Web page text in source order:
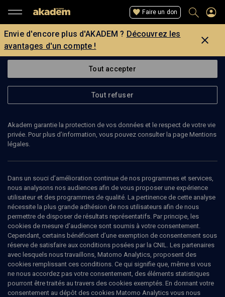
Faire un don
Envie d'encore plus d'AKADEM ? Découvrez les
avantages d'un compte !
Ajouter Partager J’aime
Tout accepter
Tout refuser
Akadem garantie la protection de vos données et le respect de votre vie
privée. Pour plus d’information, vous pouvez consulter la page Mentions
légales.
Dans un souci d’amélioration continue de nos programmes et services,
nous analysons nos audiences afin de vous proposer une expérience
utilisateur et des programmes de qualité. La pertinence de cette analyse
nécessite la plus grande adhésion de nos utilisateurs afin de nous
permettre de disposer de résultats représentatifs. Par principe, les
cookies de mesure d’audience sont soumis à votre consentement.
Cependant, certains bénéficient d’une exemption de consentement sous
réserve de satisfaire aux conditions posées par la CNIL. Les partenaires
avec lesquels nous travaillons, Matomo Analytics, proposent des
cookies remplissant ces conditions. Ce qui signifie que, même si vous
ne nous accordez pas votre consentement, des éléments statistiques
pourront être traités au travers des cookies exemptés. En donnant votre
consentement au dépôt des cookies Matomo Analytics vous nous